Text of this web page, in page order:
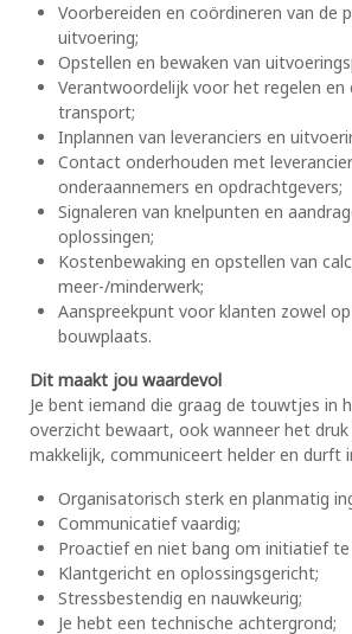
Voorbereiden en coördineren van de
uitvoering;
Opstellen en bewaken van
Verantwoordelijk voor het regelen en
transport;
Inplannen van leveranciers en
Contact onderhouden met
onderaannemers en opdrachtgevers;
Signaleren van knelpunten en
oplossingen;
Kostenbewaking en opstellen van
meer-/minderwerk;
Aanspreekpunt voor klanten zowel
bouwplaats.
Dit maakt jou waardevol
Je bent iemand die graag de touwtjes in
overzicht bewaart, ook wanneer het druk
makkelijk, communiceert helder en durft
Organisatorisch sterk en planmatig
Communicatief vaardig;
Proactief en niet bang om initiatief te
Klantgericht en oplossingsgericht;
Stressbestendig en nauwkeurig;
Je hebt een technische achtergrond;